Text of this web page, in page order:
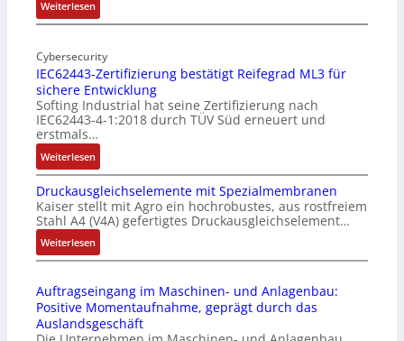
l
-
n
d
u
s
t
r
i
e
-
P
C
l
ä
s
t
s
Weiterlesen:
M
b
i
l
f
u
n
k
m
o
d
u
l
e
r
i
n
Cybersecurity
IEC62443-Zertifizierung bestätigt Reifegrad ML3 für
sichere Entwicklung
Softing Industrial hat seine Zertifizierung nach
IEC62443-4-1:2018 durch TÜV Süd erneuert und
erstmals…
Weiterlesen:
I
E
6
2
4
3
-
Z
Druckausgleichselemente mit Spezialmembranen
Kaiser stellt mit Agro ein hochrobustes, aus rostfreiem
Stahl A4 (V4A) gefertigtes Druckausgleichselement…
Weiterlesen:
D
u
c
k
Auftragseingang im Maschinen- und Anlagenbau:
Positive Momentaufnahme, geprägt durch das
Auslandsgeschäft